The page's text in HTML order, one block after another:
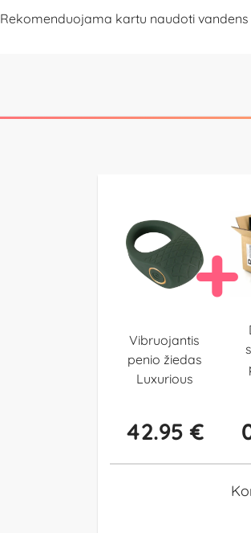
Rekomenduojama kartu naudoti
Vibruojantis
penio žiedas
Luxurious
42.95 €